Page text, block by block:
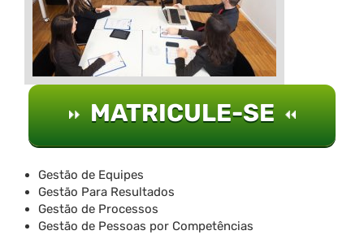
MATRICULE-SE
Gestão de Equipes
Gestão Para Resultados
Gestão de Processos
Gestão de Pessoas por Competências